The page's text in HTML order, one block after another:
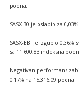
poena.
SASX-30 je oslabio za
SASX-BBI je izgubio
sa 11.600,83 indeksna
Negativan performans
0,17% na 15.316,09 poena.